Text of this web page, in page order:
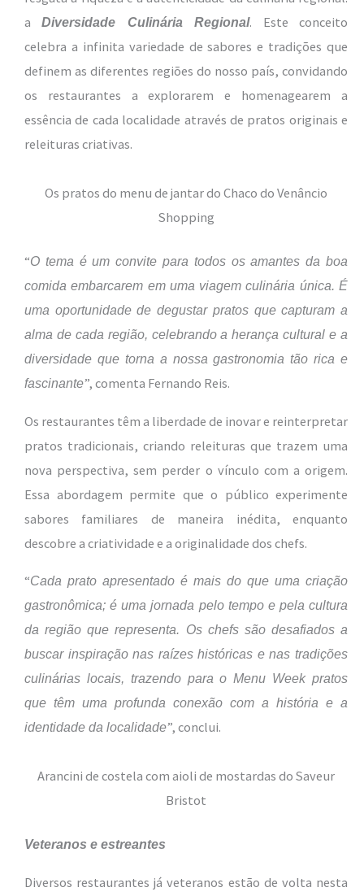
aDiversidade Culinária Regional. Este conceito
celebra a infinita variedade de sabores e tradições que
definem as diferentes regiões do nosso país, convidando
os restaurantes a explorarem e homenagearem a
essência de cada localidade através de pratos originais e
releituras criativas.
Os pratos do menu de jantar do Chaco do Venâncio
Shopping
“O tema é um convite para todos os amantes da boa
comida embarcarem em uma viagem culinária única. É
uma oportunidade de degustar pratos que capturam a
alma de cada região, celebrando a herança cultural e a
diversidade que torna a nossa gastronomia tão rica e
fascinante”, comenta Fernando Reis.
Os restaurantes têm a liberdade de inovar e reinterpretar
pratos tradicionais, criando releituras que trazem uma
nova perspectiva, sem perder o vínculo com a origem.
Essa abordagem permite que o público experimente
sabores familiares de maneira inédita, enquanto
descobre a criatividade e a originalidade dos chefs.
“Cada prato apresentado é mais do que uma criação
gastronômica; é uma jornada pelo tempo e pela cultura
da região que representa. Os chefs são desafiados a
buscar inspiração nas raízes históricas e nas tradições
culinárias locais, trazendo para o Menu Week pratos
que têm uma profunda conexão com a história e a
identidade da localidade”, conclui.
Arancini de costela com aioli de mostardas do Saveur
Bristot
Veteranos e estreantes
Diversos restaurantes já veteranos estão de volta nesta